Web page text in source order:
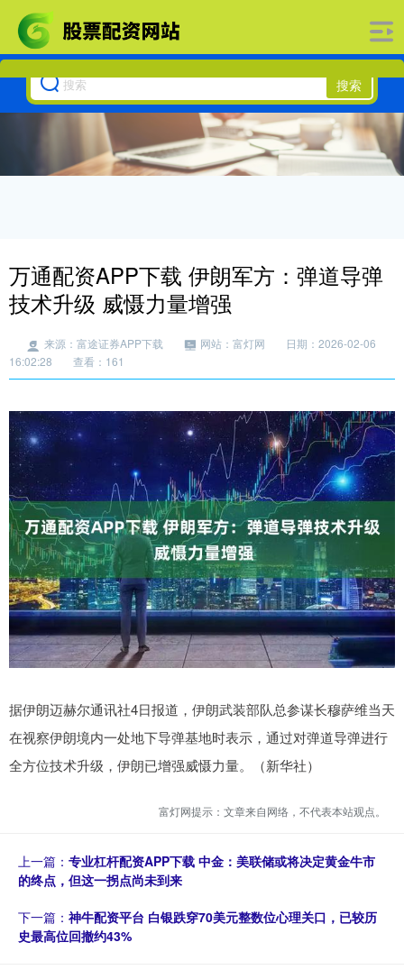
搜索
万通配资APP下载 伊朗军方：弹道导弹
技术升级 威慑力量增强
来源：富途证券APP下载 网站：富灯网
日期：2026-02-06
16:02:28
查看：161
据伊朗迈赫尔通讯社4日报道，伊朗武装部队总参谋长穆萨维当天
在视察伊朗境内一处地下导弹基地时表示，通过对弹道导弹进行
全方位技术升级，伊朗已增强威慑力量。（新华社）
富灯网提示：文章来自网络，不代表本站观点。
上一篇： 专业杠杆配资APP下载 中金：美联储或将决定黄金牛市
的终点，但这一拐点尚未到来
下一篇： 神牛配资平台 白银跌穿70美元整数位心理关口，已较历
史最高位回撤约43%